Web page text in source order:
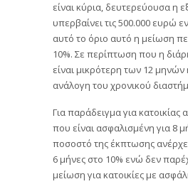
είναι κύρια, δευτερεύουσα η
υπερβαίνει τις 500.000 ευρώ
αυτό το όριο αυτό η μείωση
10%. Σε περίπτωση που η
είναι μικρότερη των 12
ανάλογη του χρονικού
Για παράδειγμα για κατοικίας
που είναι ασφαλισμένη για 8
ποσοστό της έκπτωσης
6 μήνες στο 10% ενώ δεν
μείωση για κατοικίες με